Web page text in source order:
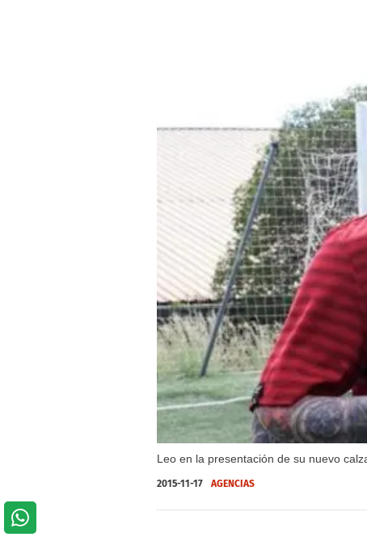
Leo en la presentación de su nuevo
2015-11-17 AGENCIAS